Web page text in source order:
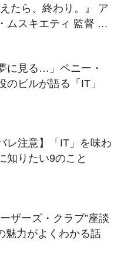
たら、終わり。』 ア
ムスキエティ 監督 バ
に見る…」ペニー・
のビルが語る「IT」
レ注意】「IT」を味わ
知りたい9のこと
ザーズ・クラブ”座談
魅力がよくわかる話